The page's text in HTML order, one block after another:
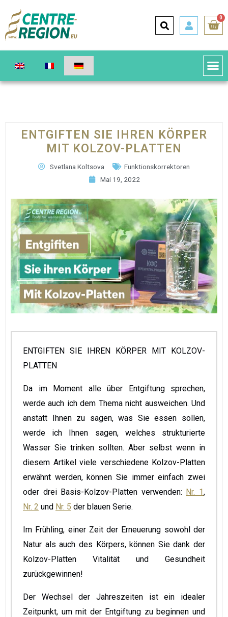
0
ENTGIFTEN SIE IHREN KÖRPER
MIT KOLZOV-PLATTEN
Svetlana Koltsova
Funktionskorrektoren
Mai 19, 2022
ENTGIFTEN SIE IHREN KÖRPER MIT KOLZOV-
PLATTEN
Da im Moment alle über Entgiftung sprechen,
werde auch ich dem Thema nicht ausweichen. Und
anstatt Ihnen zu sagen, was Sie essen sollen,
werde ich Ihnen sagen, welches strukturierte
Wasser Sie trinken sollten. Aber selbst wenn in
diesem Artikel viele verschiedene Kolzov-Platten
erwähnt werden, können Sie immer einfach zwei
oder drei Basis-Kolzov-Platten verwenden: Nr. 1,
Nr. 2 und Nr. 5 der blauen Serie.
Im Frühling, einer Zeit der Erneuerung sowohl der
Natur als auch des Körpers, können Sie dank der
Kolzov-Platten Vitalität und Gesundheit
zurückgewinnen!
Der Wechsel der Jahreszeiten ist ein idealer
Zeitpunkt, um mit der Entgiftung zu beginnen und